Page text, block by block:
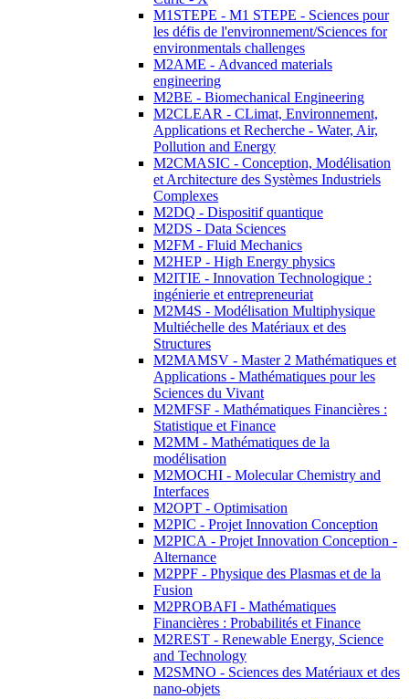
M1STEPE - M1 STEPE - Sciences pour
les défis de l'environnement/Sciences for
environmentals challenges
M2AME - Advanced materials
engineering
M2BE - Biomechanical Engineering
M2CLEAR - CLimat, Environnement,
Applications et Recherche - Water, Air,
Pollution and Energy
M2CMASIC - Conception, Modélisation
et Architecture des Systèmes Industriels
Complexes
M2DQ - Dispositif quantique
M2DS - Data Sciences
M2FM - Fluid Mechanics
M2HEP - High Energy physics
M2ITIE - Innovation Technologique :
ingénierie et entrepreneuriat
M2M4S - Modélisation Multiphysique
Multiéchelle des Matériaux et des
Structures
M2MAMSV - Master 2 Mathématiques et
Applications - Mathématiques pour les
Sciences du Vivant
M2MFSF - Mathématiques Financières :
Statistique et Finance
M2MM - Mathématiques de la
modélisation
M2MOCHI - Molecular Chemistry and
Interfaces
M2OPT - Optimisation
M2PIC - Projet Innovation Conception
M2PICA - Projet Innovation Conception -
Alternance
M2PPF - Physique des Plasmas et de la
Fusion
M2PROBAFI - Mathématiques
Financières : Probabilités et Finance
M2REST - Renewable Energy, Science
and Technology
M2SMNO - Sciences des Matériaux et des
nano-objets